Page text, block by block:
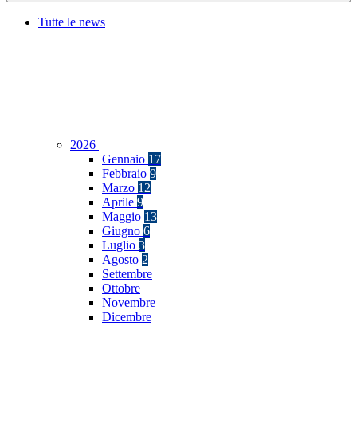
Tutte le news
2026
Gennaio 17
Febbraio 9
Marzo 12
Aprile 9
Maggio 13
Giugno 6
Luglio 3
Agosto 2
Settembre
Ottobre
Novembre
Dicembre